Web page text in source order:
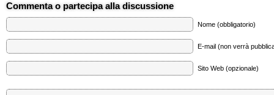
Commenta o partecipa alla discussione
Nome (obbligatorio)
E-mail (non verrà
Sito Web (opzionale)